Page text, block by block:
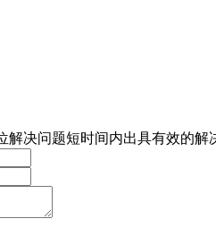
解决问题短时间内出具有效的解